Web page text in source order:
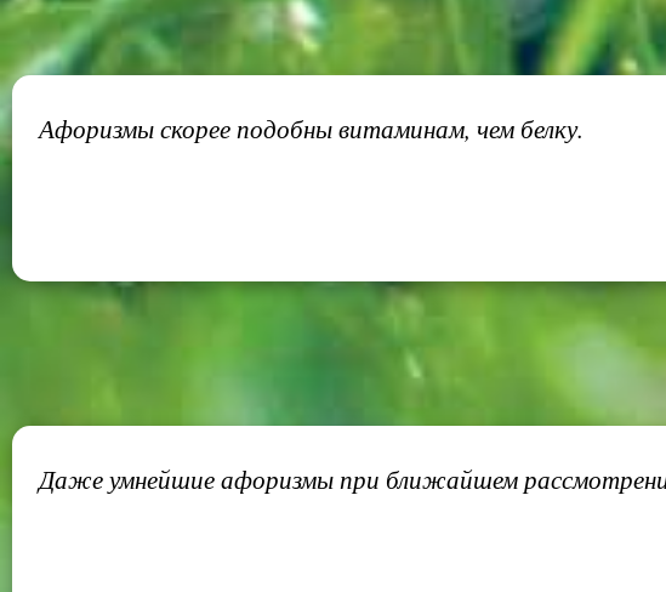
Афоризмы скорее подобны витаминам, чем белку.
Даже умнейшие афоризмы при ближайшем